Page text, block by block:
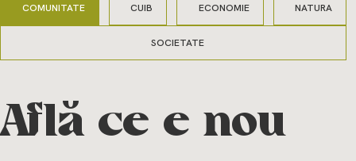
COMUNITATE CUIB ECONOMIE NATURA
SOCIETATE
Află ce e nou